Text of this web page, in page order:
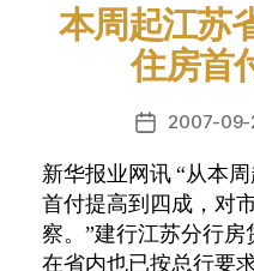
本周起江苏
住房首
发
日
期
2007-09-
新华报业网讯 “从本
首付提高到四成，对
察。”建行江苏分行
在省内也已按总行要